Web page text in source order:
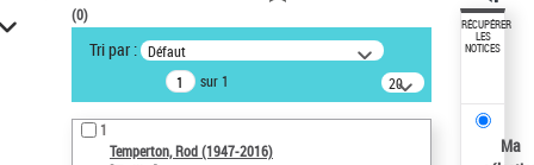
VOTRE RECHERCHE
Recherche avancée dans les
notices d’autorité
Œuvres liées à l'auteur :
Temperton, Rod (1947-2016)
(0)
Tri par : Défaut
sur 1
20
résultats/page
1
Temperton, Rod (1947-2016)
RÉCUPÉRER
LES
NOTICES
Ma